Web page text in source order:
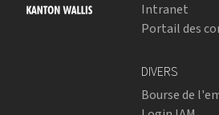
Intranet
Portail des
DIVERS
Bourse de